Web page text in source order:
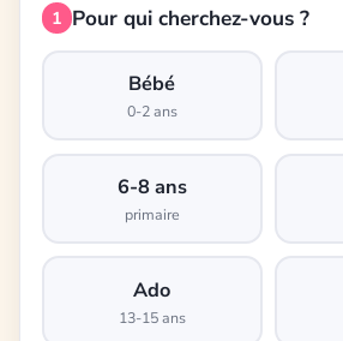
1 Pour qui cherchez-vous ?
Bébé
0-2 ans
6-8 ans
primaire
Ado
13-15 ans